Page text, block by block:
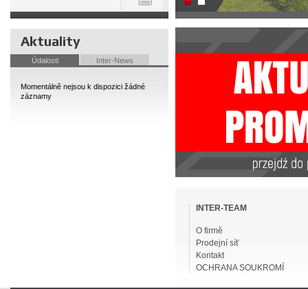
Aktuality
Údalosti Inter-News
Momentálně nejsou k dispozici žádné
záznamy
navigaciINTER-TEAM
O firmě
Prodejní síť
Kontakt
OCHRANA SOUKROMÍ